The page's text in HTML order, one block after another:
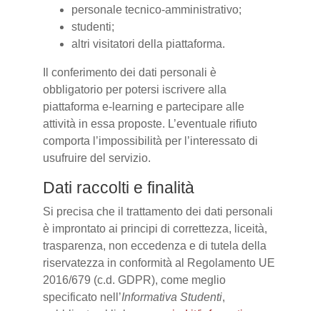
personale tecnico-amministrativo;
studenti;
altri visitatori della piattaforma.
Il conferimento dei dati personali è
obbligatorio per potersi iscrivere alla
piattaforma e-learning e partecipare alle
attività in essa proposte. L’eventuale rifiuto
comporta l’impossibilità per l’interessato di
usufruire del servizio.
Dati raccolti e finalità
Si precisa che il trattamento dei dati personali
è improntato ai principi di correttezza, liceità,
trasparenza, non eccedenza e di tutela della
riservatezza in conformità al Regolamento UE
2016/679 (c.d. GDPR), come meglio
specificato nell’Informativa Studenti,